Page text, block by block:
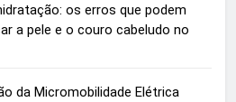
os erros que podem
a pele e o couro cabeludo no
da Micromobilidade Elétrica